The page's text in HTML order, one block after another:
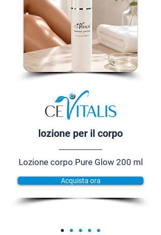
lozione per il corpo
Lozione corpo Pure Glow 200 ml
Acquista ora